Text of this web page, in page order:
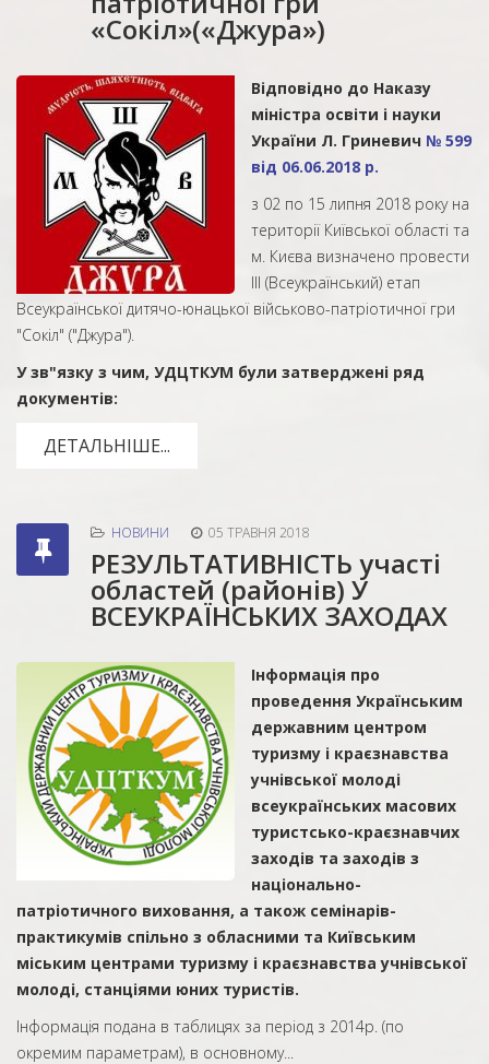
«Сокіл»(«Джура»)
Відповідно до Наказу
міністра освіти і науки
України Л. Гриневич № 599
від 06.06.2018 р.
з 02 по 15 липня 2018 року на
території Київської області та
м. Києва визначено провести
ІІІ (Всеукраїнський) етап
Всеукраїнської дитячо-юнацької військово-патріотичної гри
"Сокіл" ("Джура").
У зв"язку з чим, УДЦТКУМ були затверджені ряд
документів:
ДЕТАЛЬНІШЕ...
НОВИНИ 05 ТРАВНЯ 2018
РЕЗУЛЬТАТИВНІСТЬ участі
областей (районів) У
ВСЕУКРАЇНСЬКИХ ЗАХОДАХ
Інформація про
проведення Українським
державним центром
туризму і краєзнавства
учнівської молоді
всеукраїнських масових
туристсько-краєзнавчих
заходів та заходів з
національно-
патріотичного виховання, а також семінарів-
практикумів спільно з обласними та Київським
міським центрами туризму і краєзнавства учнівської
молоді, станціями юних туристів.
Інформація подана в таблицях за період з 2014р. (по
окремим параметрам), в основному...